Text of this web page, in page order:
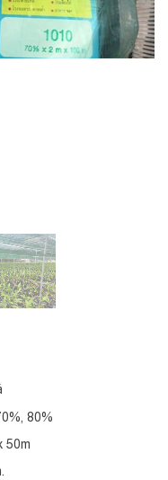
80%
50m